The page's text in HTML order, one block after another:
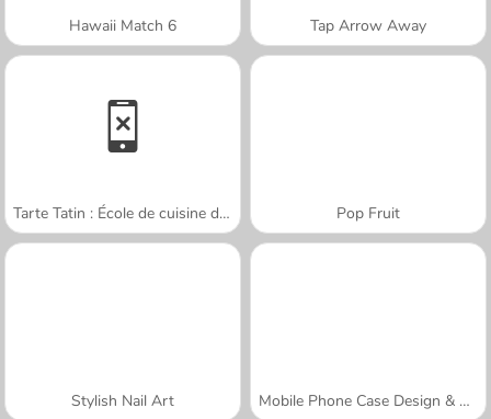
Hawaii Match 6 Tap Arrow Away
Tarte Tatin : École de cuisine de Sara Pop Fruit
Stylish Nail Art Mobile Phone Case Design & DIY